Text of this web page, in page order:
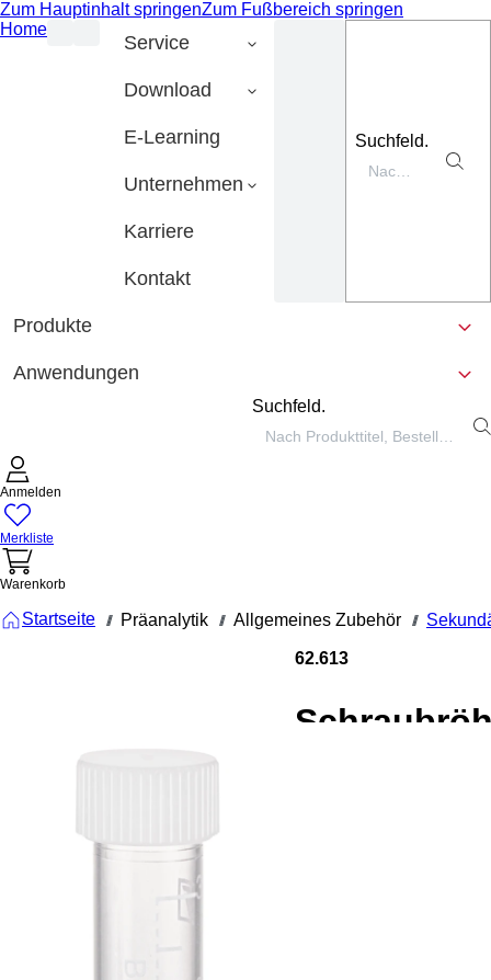
Zum Hauptinhalt springenZum Fußbereich springen
Home
Service
Download
E-Learning
Unternehmen
Karriere
Kontakt
Suchfeld.
Produkte
Anwendungen
Suchfeld.
Anmelden
Merkliste
Warenkorb
Startseite /// Präanalytik /// Allgemeines Zubehör ///
62.613